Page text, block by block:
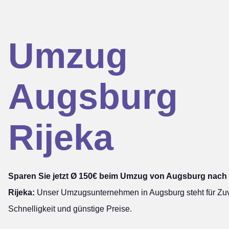
Umzug
Augsburg
Rijeka
Sparen Sie jetzt Ø 150€ beim Umzug von Augsburg nach
Rijeka: Unser Umzugsunternehmen in Augsburg steht für
Schnelligkeit und günstige Preise.